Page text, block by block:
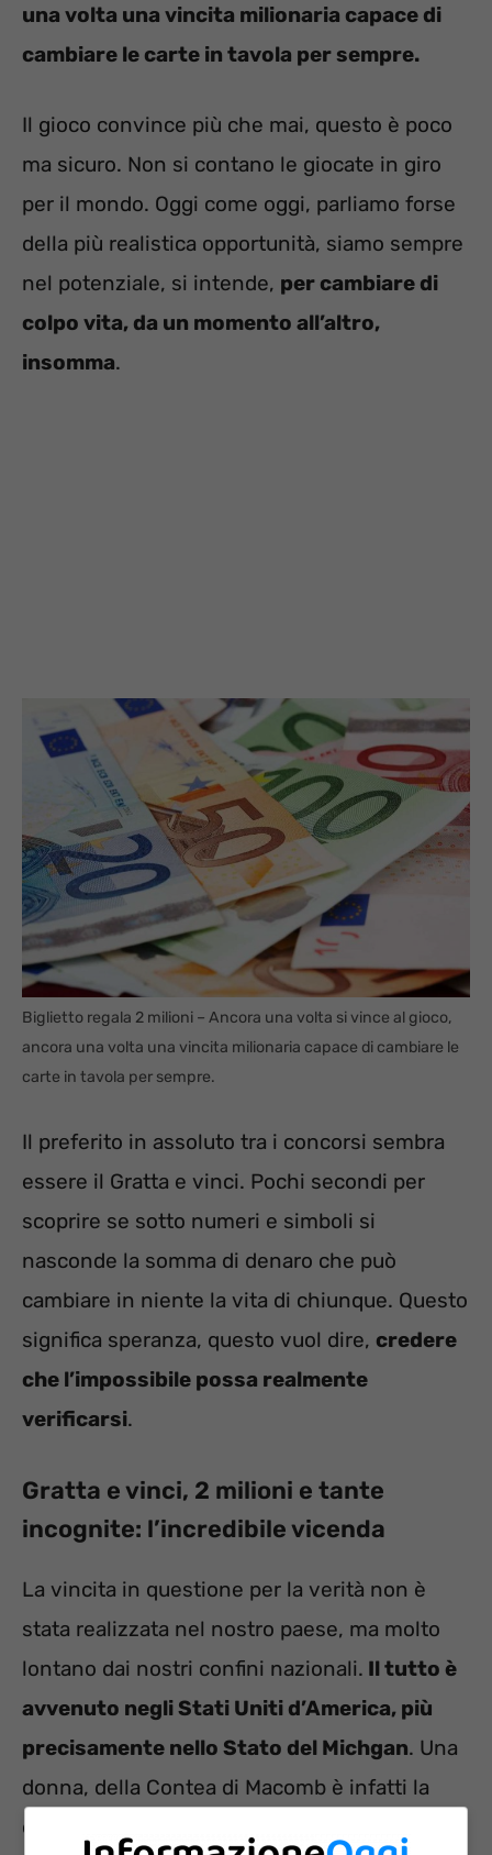
una volta una vincita milionaria capace di
cambiare le carte in tavola per sempre.
Il gioco convince più che mai, questo è poco
ma sicuro. Non si contano le giocate in giro
per il mondo. Oggi come oggi, parliamo forse
della più realistica opportunità, siamo sempre
nel potenziale, si intende, per cambiare di
colpo vita, da un momento all’altro,
insomma.
Biglietto regala 2 milioni – Ancora una volta si vince al gioco,
ancora una volta una vincita milionaria capace di cambiare le
carte in tavola per sempre.
Il preferito in assoluto tra i concorsi sembra
essere il Gratta e vinci. Pochi secondi per
scoprire se sotto numeri e simboli si
nasconde la somma di denaro che può
cambiare in niente la vita di chiunque. Questo
significa speranza, questo vuol dire, credere
che l’impossibile possa realmente
verificarsi.
Gratta e vinci, 2 milioni e tante
incognite: l’incredibile vicenda
La vincita in questione per la verità non è
stata realizzata nel nostro paese, ma molto
lontano dai nostri confini nazionali. Il tutto è
avvenuto negli Stati Uniti d’America, più
precisamente nello Stato del Michgan. Una
donna, della Contea di Macomb è infatti la
destinataria della super vincita di 2 milioni di